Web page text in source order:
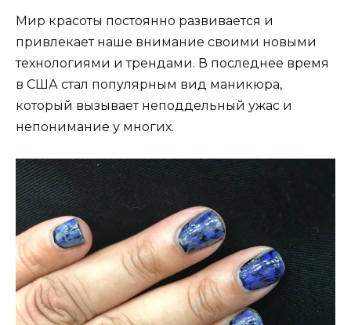
Мир красоты постоянно развивается и
привлекает наше внимание своими новыми
технологиями и трендами. В последнее время
в США стал популярным вид маникюра,
который вызывает неподдельный ужас и
непонимание у многих.